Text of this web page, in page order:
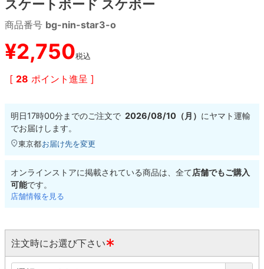
スケートボード スケボー
商品番号 bg-nin-star3-o
¥2,750税込
[ 28 ポイント進呈 ]
明日17時00分までのご注文で 2026/08/10（月） にヤマト運輸
でお届けします。
東京都お届け先を変更
オンラインストアに掲載されている商品は、全て店舗でもご購入
可能です。
店舗情報を見る
注文時にお選び下さい
(
8.9inch
9.0inch以上
シェイプデッキ
9.0inch以上
110mm
30cm